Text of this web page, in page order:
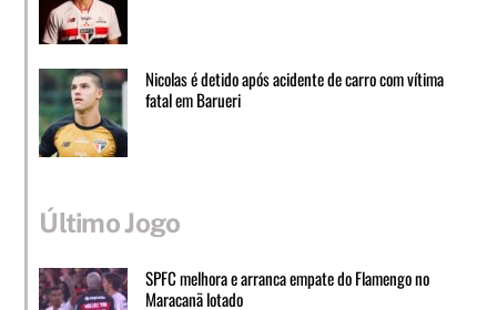
Nicolas é detido após acidente de carro com vítima
fatal em Barueri
Último Jogo
SPFC melhora e arranca empate do Flamengo no
Maracanã lotado